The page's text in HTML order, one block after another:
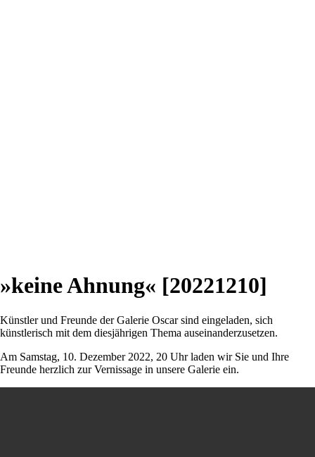
»keine Ahnung« [20221210]
Künstler und Freunde der Galerie Oscar sind eingeladen, sich
künstlerisch mit dem diesjährigen Thema auseinanderzusetzen.
Am Samstag, 10. Dezember 2022, 20 Uhr laden wir Sie und Ihre
Freunde herzlich zur Vernissage in unsere Galerie ein.